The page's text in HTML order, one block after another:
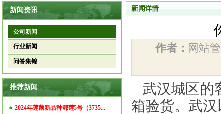
新闻资讯
公司新闻
行业新闻
问答集锦
推荐新闻
2024年莲藕新品种鄂莲5号（3735...
新闻详情
作者： 网站
武汉城区的
箱验货。武